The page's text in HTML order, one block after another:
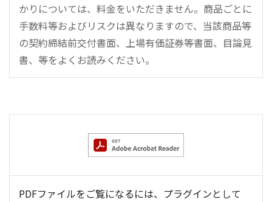
かりについては、料金をいただきません。商品ごとに
手数料等およびリスクは異なりますので、当該商品等
の契約締結前交付書面、上場有価証券等書面、目論見
書、等をよくお読みください。
PDFファイルをご覧になるには、プラグインとして